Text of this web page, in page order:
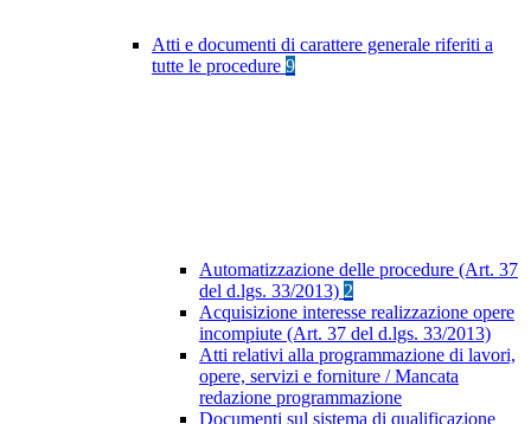
Atti e documenti di carattere generale riferiti a
tutte le procedure 9
Automatizzazione delle procedure (Art. 37
del d.lgs. 33/2013) 2
Acquisizione interesse realizzazione opere
incompiute (Art. 37 del d.lgs. 33/2013)
Atti relativi alla programmazione di lavori,
opere, servizi e forniture / Mancata
redazione programmazione
Documenti sul sistema di qualificazione